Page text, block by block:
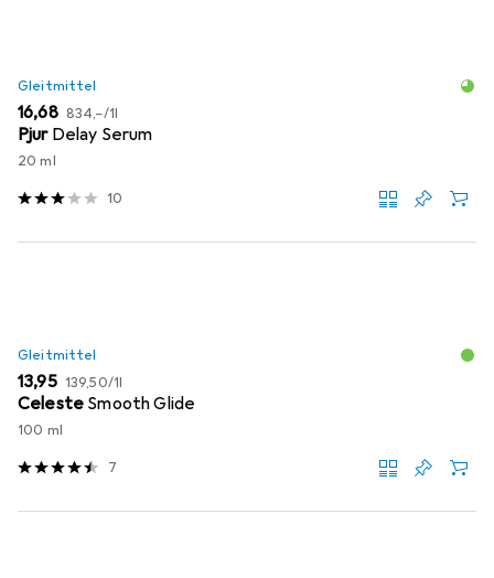
Gleitmittel
EUR
16,68 EUR
834,–/1l
Pjur Delay Serum
20 ml
10
Gleitmittel
EUR
13,95 EUR
139,50/1l
Celeste Smooth Glide
100 ml
7